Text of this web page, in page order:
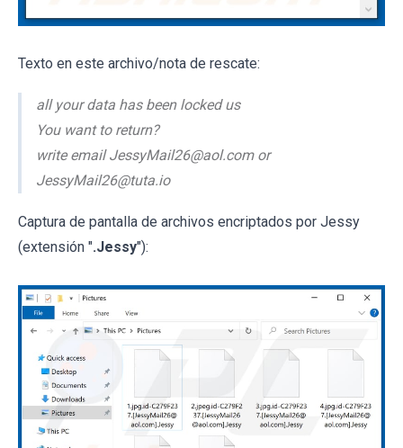
Texto en este archivo/nota de rescate:
all your data has been locked us
You want to return?
write email JessyMail26@aol.com or
JessyMail26@tuta.io
Captura de pantalla de archivos encriptados por Jessy
(extensión ".Jessy"):